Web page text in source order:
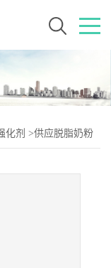
化剂 >供应脱脂奶粉